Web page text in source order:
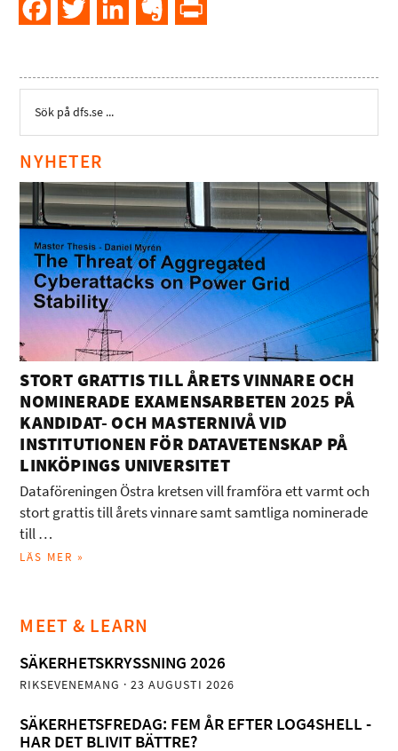
FacebookTwitter LinkedInEvernote
NYHETER
STORT GRATTIS TILL ÅRETS VINNARE OCH
NOMINERADE EXAMENSARBETEN 2025 PÅ
KANDIDAT- OCH MASTERNIVÅ VID
INSTITUTIONEN FÖR DATAVETENSKAP PÅ
LINKÖPINGS UNIVERSITET
Dataföreningen Östra kretsen vill framföra ett varmt och
stort grattis till årets vinnare samt samtliga nominerade
till …
LÄS MER »
MEET & LEARN
SÄKERHETSKRYSSNING 2026
RIKSEVENEMANG · 23 AUGUSTI 2026
SÄKERHETSFREDAG: FEM ÅR EFTER LOG4SHELL -
HAR DET BLIVIT BÄTTRE?